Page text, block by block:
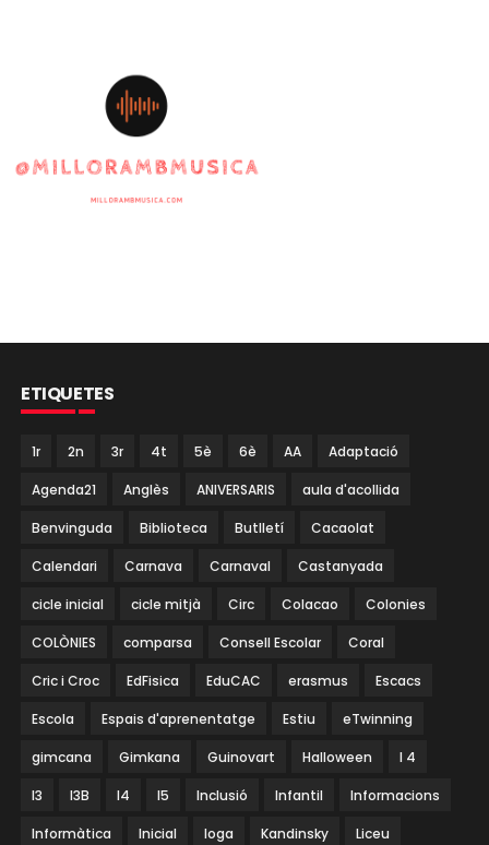
ETIQUETES
1r 2n 3r 4t 5è 6è AA Adaptació
Agenda21 Anglès ANIVERSARIS aula d'acollida
Benvinguda Biblioteca Butlletí Cacaolat
Calendari Carnava Carnaval Castanyada
cicle inicial cicle mitjà Circ Colacao Colonies
COLÒNIES comparsa Consell Escolar Coral
Cric i Croc EdFisica EduCAC erasmus Escacs
Escola Espais d'aprenentatge Estiu eTwinning
gimcana Gimkana Guinovart Halloween I 4
I3 I3B I4 I5 Inclusió Infantil Informacions
Informàtica Inicial Ioga Kandinsky Liceu